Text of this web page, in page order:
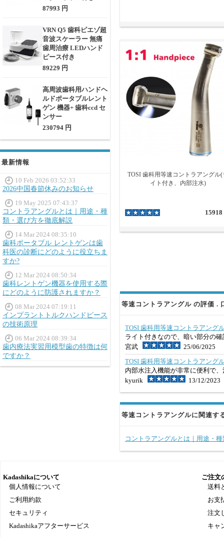
87993 円
VRN Q5 歯科ピエゾ超
音波スケーラー 無痛
歯周治療 LEDハンド
ピース付き
89229 円
高周波歯科用ハンドヘ
ルドポータブルレント
ゲン 機器+ 歯科ccd セ
ンサー
230794 円
最新情報
10 Feb 2026 03:52:33
2026中国春節休みのお知らせ
19 May 2025 07:43:37
コントラアングルとは｜用途・種
類・選び方を徹底解説
14 Mar 2024 08:35:10
歯科ポータブル レントゲンは歯
科医の診断にどのように役立ちま
すか?
12 Mar 2024 08:50:34
歯科レントゲン機器を使用する際
にどのように防護されますか？
08 Mar 2024 07:19:11
インプラントトルクハンドピース
の技術原理
06 Mar 2024 08:39:34
歯内療法実習用模型歯の特徴は何
ですか？
冷却スプレーの種類：1点or多
耐熱・オートクレーブ対応：
ヘッドサイズと視野性：操作
重量とグリップ感：長時間使
ベアリングの素材・構造：静
等速コントラアングルは、初
大きく向上します。
TOSI 歯科用等速コントラアングル(
イト付き、内部注水)
15918
等速コントラアングル の評価 .
TOSI 歯科用等速コントラアング
ライト付きなので、暗い部分の
宮武
25/06/2025
TOSI 歯科用等速コントラアング
内部水注入機能が非常に便利で
kyurik
13/12/2023
等速コントラアングルに関連す
コントラアングルとは｜用途・
Kadashikaについて
個人情報について
ご利用約款
セキュリティ
Kadashikaアフターサービス
ご注文
送料
お支
注文
キャ